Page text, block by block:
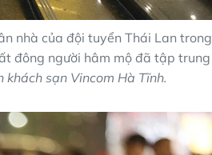
nhà của đội tuyển Thái Lan trong
đông người hâm mộ đã tập trung
sạn Vincom Hà Tĩnh .